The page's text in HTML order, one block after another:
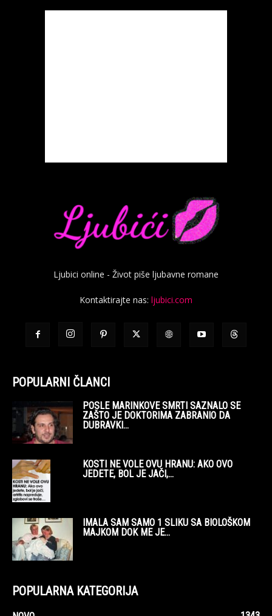
Ljubici online - Život piše ljubavne romane
Kontaktirajte nas: ljubici.com
POPULARNI ČLANCI
POSLE MARINKOVE SMRTI SAZNALO SE
ZAŠTO JE DOKTORIMA ZABRANIO DA
DUBRAVKI...
KOSTI NE VOLE OVU HRANU: AKO OVO
JEDETE, BOL JE JAČI,...
IMALA SAM SAMO 1 SLIKU SA BIOLOŠKOM
MAJKOM DOK ME JE...
POPULARNA KATEGORIJA